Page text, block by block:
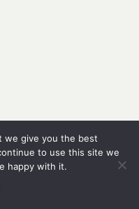
we give you the best
to use this site we
happy with it.